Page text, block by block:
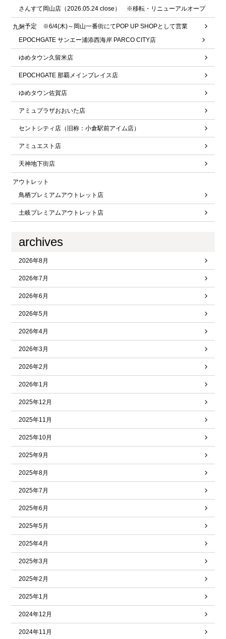
さんすて岡山店（2026.05.24 close） ※移転・リニューアルオープ
ン予定 ※6/4(木)～岡山一番街にてPOP UP SHOPとして営業
九州
EPOCHGATE サンエー浦添西海岸 PARCO CITY店
ゆめタウン久留米店
EPOCHGATE 那覇メインプレイス店
ゆめタウン佐賀店
アミュプラザおおいた店
セントシティ店（旧称：小倉駅前アイム店）
アミュエスト店
天神地下街店
アウトレット
鳥栖プレミアムアウトレット店
土岐プレミアムアウトレット店
archives
2026年8月
2026年7月
2026年6月
2026年5月
2026年4月
2026年3月
2026年2月
2026年1月
2025年12月
2025年11月
2025年10月
2025年9月
2025年8月
2025年7月
2025年6月
2025年5月
2025年4月
2025年3月
2025年2月
2025年1月
2024年12月
2024年11月